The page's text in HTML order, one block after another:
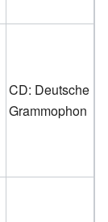
CD: Deutsche
Grammophon